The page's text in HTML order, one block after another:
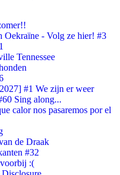
Oekraïne - Volg ze hier! #3
Tennessee
#1 We zijn er weer
Sing along...
calor nos pasaremos por el
de Draak
#32
:(